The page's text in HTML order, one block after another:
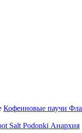
Кофеиновые паучи
Salt Podonki Анархия